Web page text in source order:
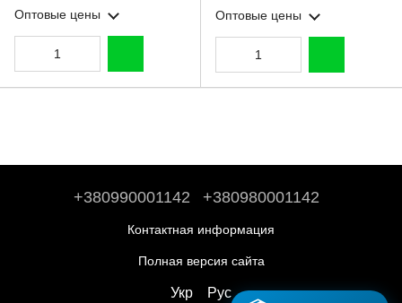
Оптовые цены Оптовые цены
+380990001142 +380980001142
Контактная информация
Полная версия сайта
Укр Рус